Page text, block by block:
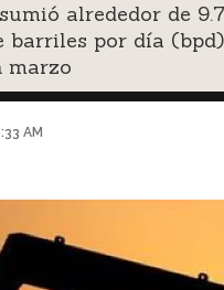
alrededor de
barriles por día
marzo
AM